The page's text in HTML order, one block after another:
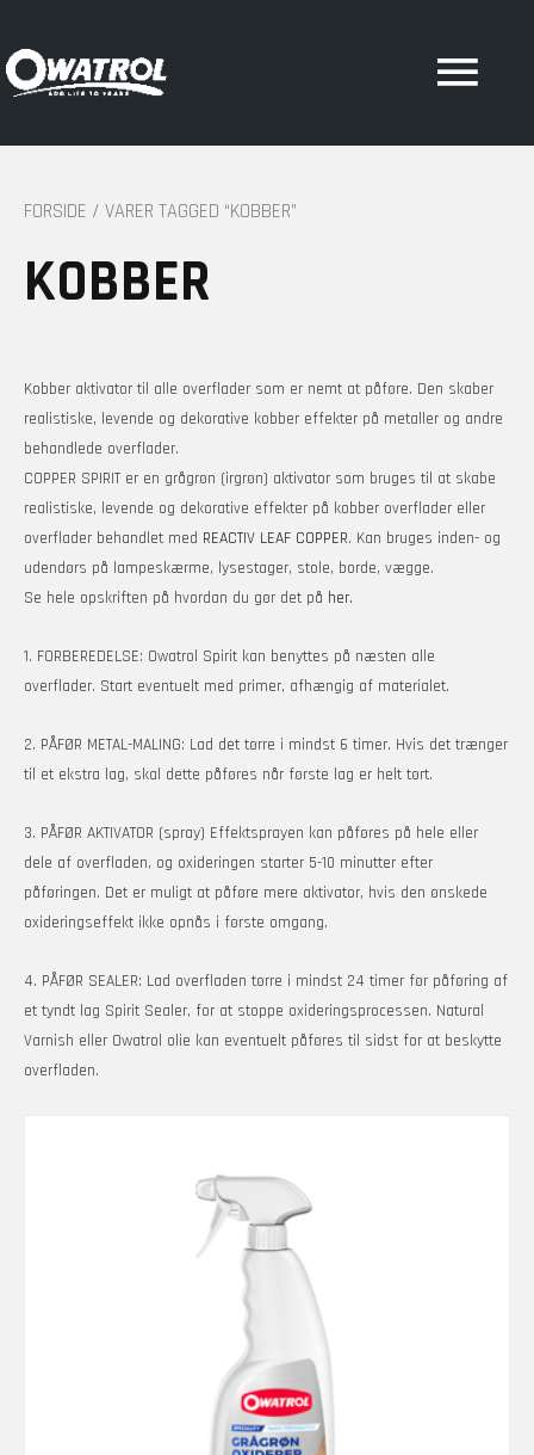
FORSIDE / VARER TAGGED “KOBBER”
KOBBER
Kobber aktivator til alle overflader som er nemt at påføre. Den skaber
realistiske, levende og dekorative kobber effekter på metaller og andre
behandlede overflader.
COPPER SPIRIT er en grågrøn (irgrøn) aktivator som bruges til at skabe
realistiske, levende og dekorative effekter på kobber overflader eller
overflader behandlet med REACTIV LEAF COPPER. Kan bruges inden- og
udendørs på lampeskærme, lysestager, stole, borde, vægge.
Se hele opskriften på hvordan du gør det på her.
1. FORBEREDELSE: Owatrol Spirit kan benyttes på næsten alle
overflader. Start eventuelt med primer, afhængig af materialet.
2. PÅFØR METAL-MALING: Lad det tørre i mindst 6 timer. Hvis det trænger
til et ekstra lag, skal dette påføres når første lag er helt tørt.
3. PÅFØR AKTIVATOR (spray) Effektsprayen kan påføres på hele eller
dele af overfladen, og oxideringen starter 5-10 minutter efter
påføringen. Det er muligt at påføre mere aktivator, hvis den ønskede
oxideringseffekt ikke opnås i første omgang.
4. PÅFØR SEALER: Lad overfladen tørre i mindst 24 timer før påføring af
et tyndt lag Spirit Sealer, for at stoppe oxideringsprocessen. Natural
Varnish eller Owatrol olie kan eventuelt påføres til sidst for at beskytte
overfladen.